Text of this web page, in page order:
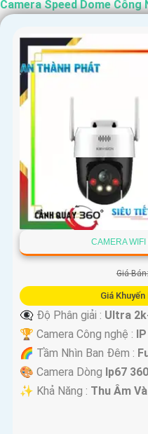
Camera Speed Dome Công
CAMERA
Giá
Giá
👁️‍🗨 Độ Phân giải : Ultra
🏆 Camera Công nghệ :
🌈 Tầm Nhìn Ban Đêm :
🎨 Camera Dòng Ip67
️✨ Khả Năng : Thu Âm